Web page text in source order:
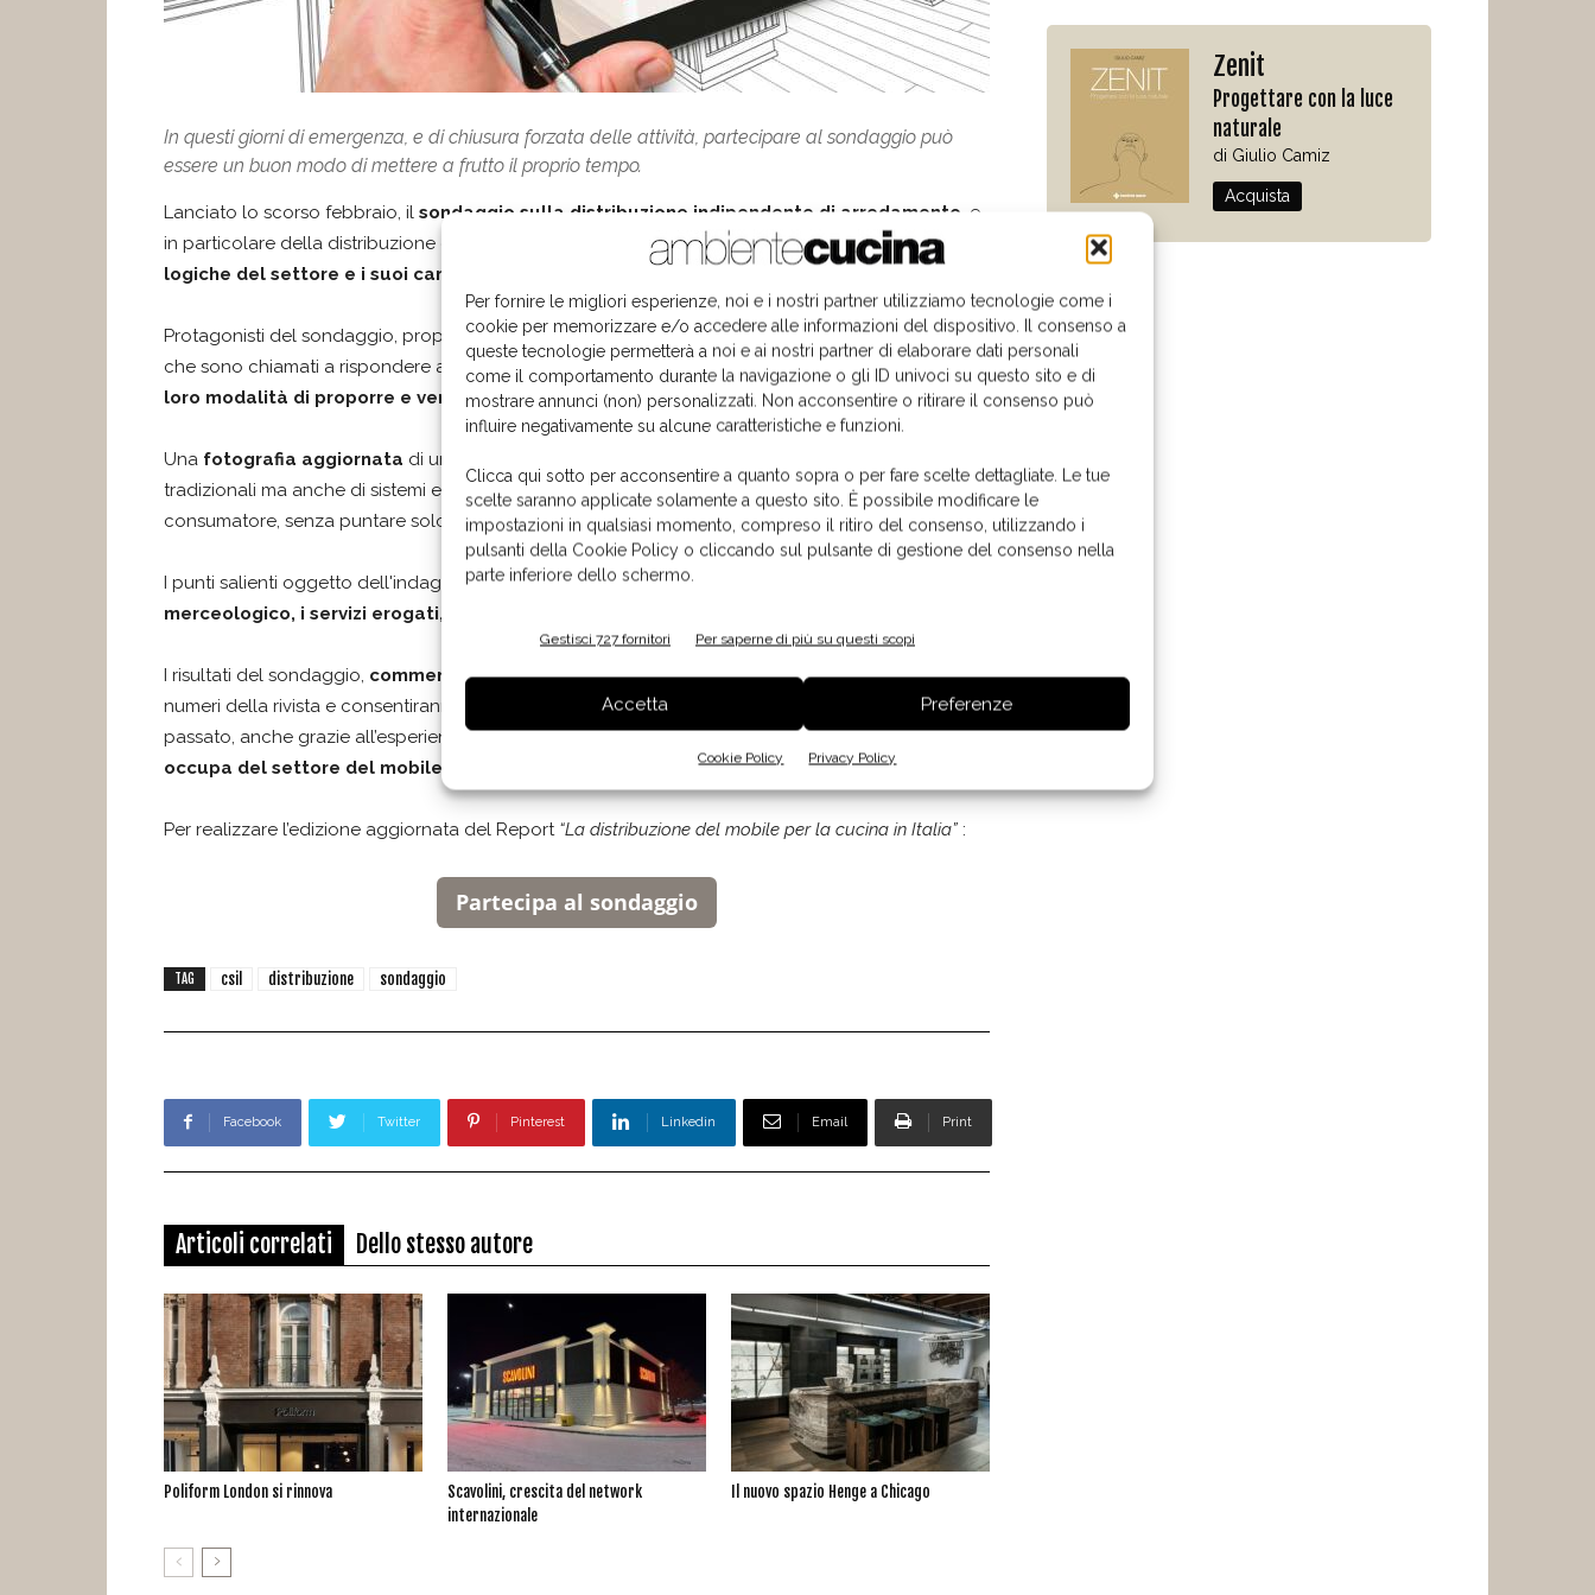
Per fornire le migliori esperienze, noi e i nostri partner utilizziamo tecnologie come i
cookie per memorizzare e/o accedere alle informazioni del dispositivo. Il consenso a
queste tecnologie permetterà a noi e ai nostri partner di elaborare dati personali
come il comportamento durante la navigazione o gli ID univoci su questo sito e di
mostrare annunci (non) personalizzati. Non acconsentire o ritirare il consenso può
influire negativamente su alcune caratteristiche e funzioni.
Clicca qui sotto per acconsentire a quanto sopra o per fare scelte dettagliate. Le tue
scelte saranno applicate solamente a questo sito. È possibile modificare le
impostazioni in qualsiasi momento, compreso il ritiro del consenso, utilizzando i
pulsanti della Cookie Policy o cliccando sul pulsante di gestione del consenso nella
parte inferiore dello schermo.
Gestisci 727 fornitori Per saperne di più su questi scopi
Accetta Preferenze
Cookie Policy Privacy Policy
In questi giorni di emergenza, e di chiusura forzata delle attività, partecipare al sondaggio può
essere un buon modo di mettere a frutto il proprio tempo.
Lanciato lo scorso febbraio, il sondaggio sulla distribuzione indipendente di arredamento , e
in particolare della distribuzione della cucina, è un'occasione per tutti percapire meglio le
logiche del settore e i suoi cambiamenti.
Protagonisti del sondaggio, proposto da Csil e Ambiente Cucina, sono proprio i punti vendita
che sono chiamati a rispondere ad alcune domande ai soli fini statistici sulla loro realtà esulle
loro modalità di proporre e vendere la cucina.
Una fotografia aggiornata di un mondo in continua evoluzione che si avvale di strumenti
tradizionali ma anche di sistemi evoluti per essere competitivi e rispondere alle esigenze reali del
consumatore, senza puntare solo sulla leva del prezzo.
I punti salienti oggetto dell'indagine sono irapporti con i fornitori, il lay out espositivo e il mix
merceologico, i servizi erogati, gli strumenti di promozione e comunicazione
I risultati del sondaggio, commentati da Aurelio Volpe di Csil,saranno pubblicati sui prossimi
numeri della rivista e consentiranno a tutti di capire come si sta muovendo il settore rispetto al
passato, anche grazie all’esperienza radicata daCsil, il Centro Studi che da oltre 30 anni si
occupa del settore del mobile
Per realizzare l’edizione aggiornata del Report“La distribuzione del mobile per la cucina in Italia” :
Partecipa al sondaggio
TAG csil distribuzione sondaggio
Facebook Twitter Pinterest Linkedin Email Print
Articoli correlati Dello stesso autore
Poliform London si rinnova
Scavolini, crescita del network
internazionale
Il nuovo spazio Henge a Chicago
Zenit
Progettare con la luce
naturale
di Giulio Camiz
Acquista